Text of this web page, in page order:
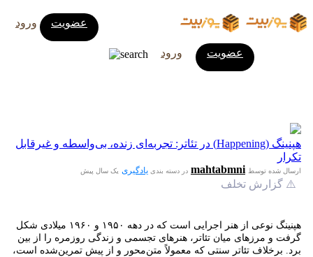
ورود عضویت
ورود عضویت
هپنینگ (Happening) در تئاتر: تجربه‌ای زنده، بی‌واسطه و غیرقابل
تکرار
ارسال شده توسط mahtabmni در دسته بندی یادگیری یک سال پیش
⚠️ گزارش تخلف
هپنینگ نوعی از هنر اجرایی است که در دهه ۱۹۵۰ و ۱۹۶۰ میلادی شکل
گرفت و مرزهای میان تئاتر، هنرهای تجسمی و زندگی روزمره را از بین
برد. برخلاف تئاتر سنتی که معمولاً متن‌محور و از پیش تمرین‌شده است،